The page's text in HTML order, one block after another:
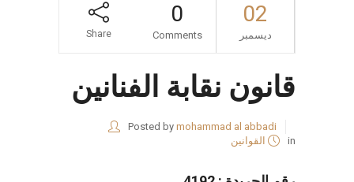
02
ديسمبر
0
Comments
Share
قانون نقابة الفنانين
Posted by mohammad al abbadi
in
القوانين